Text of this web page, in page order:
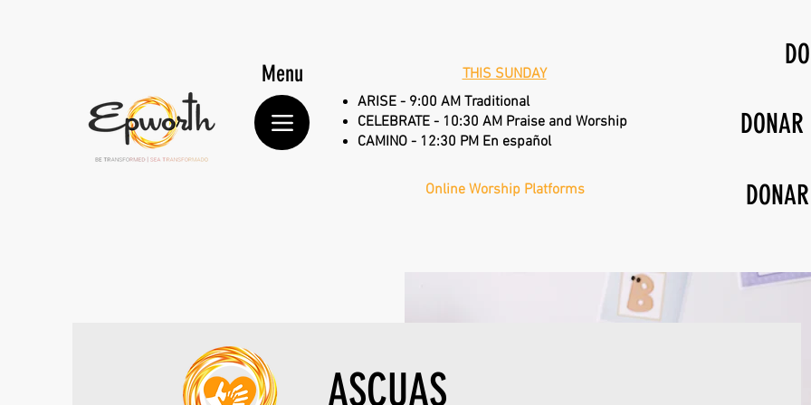
Menu
THIS SUNDAY
ARISE - 9:00 AM Traditional
CELEBRATE - 10:30 AM Praise and Worship
CAMINO - 12:30 PM En español
Online Worship Platforms
DONAR
DONAR
ASCUAS